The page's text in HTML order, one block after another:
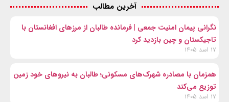
آخرین مطالب
نگرانی پیمان امنیت جمعی | فرمانده طالبان از مرزهای افغانستان با
تاجیکستان و چین بازدید کرد
۱۷ اسد ۱۴۰۵
همزمان با مصادره شهرک‌های مسکونی؛ طالبان به نیروهای خود زمین
توزیع می‌کند
۱۷ اسد ۱۴۰۵